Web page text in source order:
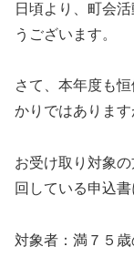
日頃より、町会
うございます。
さて、本年度も
かりではあります
お受け取り対象
回している申込
対象者：満７５